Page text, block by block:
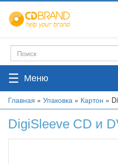
Перейти
основному
Форма
поиска
Поиск
☰
Вы
Главная » Упаковка » Картон »
DigiSleeve CD и